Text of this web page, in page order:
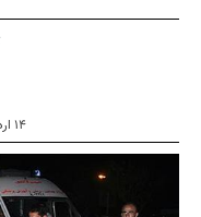
۱۴ اردیبهشت ۱۳۹۲ - ۱۲:۳۸